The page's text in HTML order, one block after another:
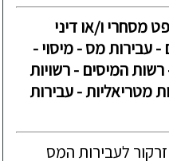
מסחרי ו/או דיני
עבירות מס - מיסוי -
המיסים - רשויות
מטריאליות - עבירות
לעבירות המס